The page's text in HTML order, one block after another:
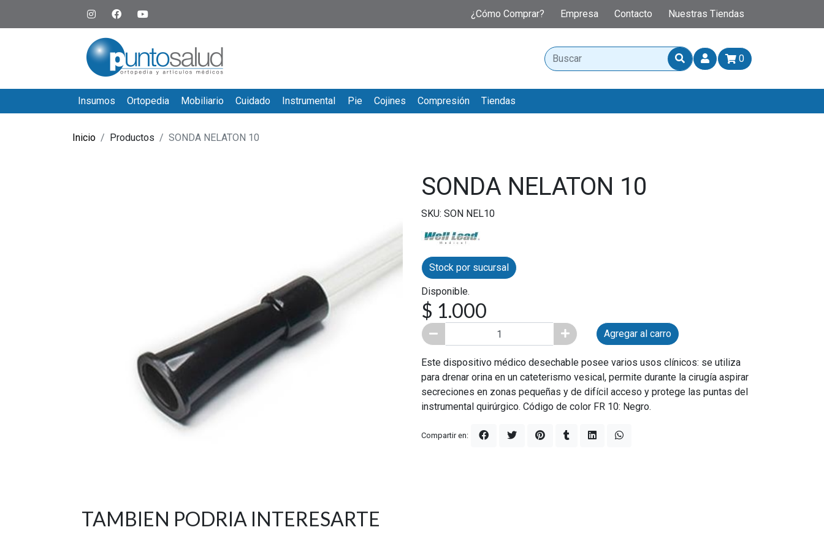
¿Cómo Comprar? Empresa Contacto Nuestras Tiendas
0
Insumos Ortopedia Mobiliario Cuidado Instrumental Pie Cojines Compresión Tiendas
Inicio Productos SONDA NELATON 10
SONDA NELATON 10
SKU: SON NEL10
Stock por sucursal
Disponible.
$ 1.000
Agregar al carro
Este dispositivo médico desechable posee varios usos clínicos: se utiliza
para drenar orina en un cateterismo vesical, permite durante la cirugía aspirar
secreciones en zonas pequeñas y de difícil acceso y protege las puntas del
instrumental quirúrgico. Código de color FR 10: Negro.
Compartir en:
TAMBIEN PODRIA INTERESARTE